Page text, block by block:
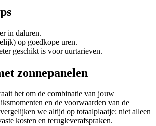
in daluren.
op goedkope uren.
geschikt is voor uurtarieven.
zonnepanelen
het om de combinatie van jouw
en de voorwaarden van de
we altijd op totaalplaatje: niet alleen
kosten en terugleverafspraken.